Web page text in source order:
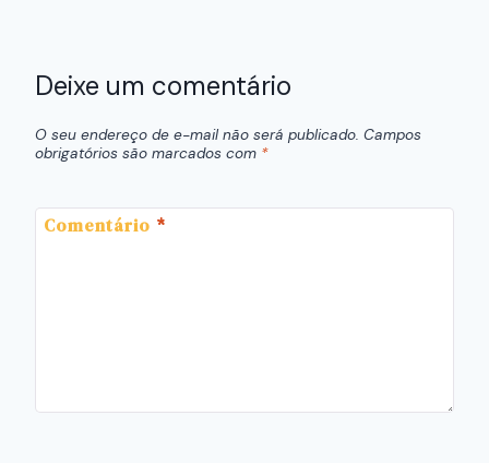
Deixe um comentário
O seu endereço de e-mail não será publicado. Campos
obrigatórios são marcados com *
Comentário *